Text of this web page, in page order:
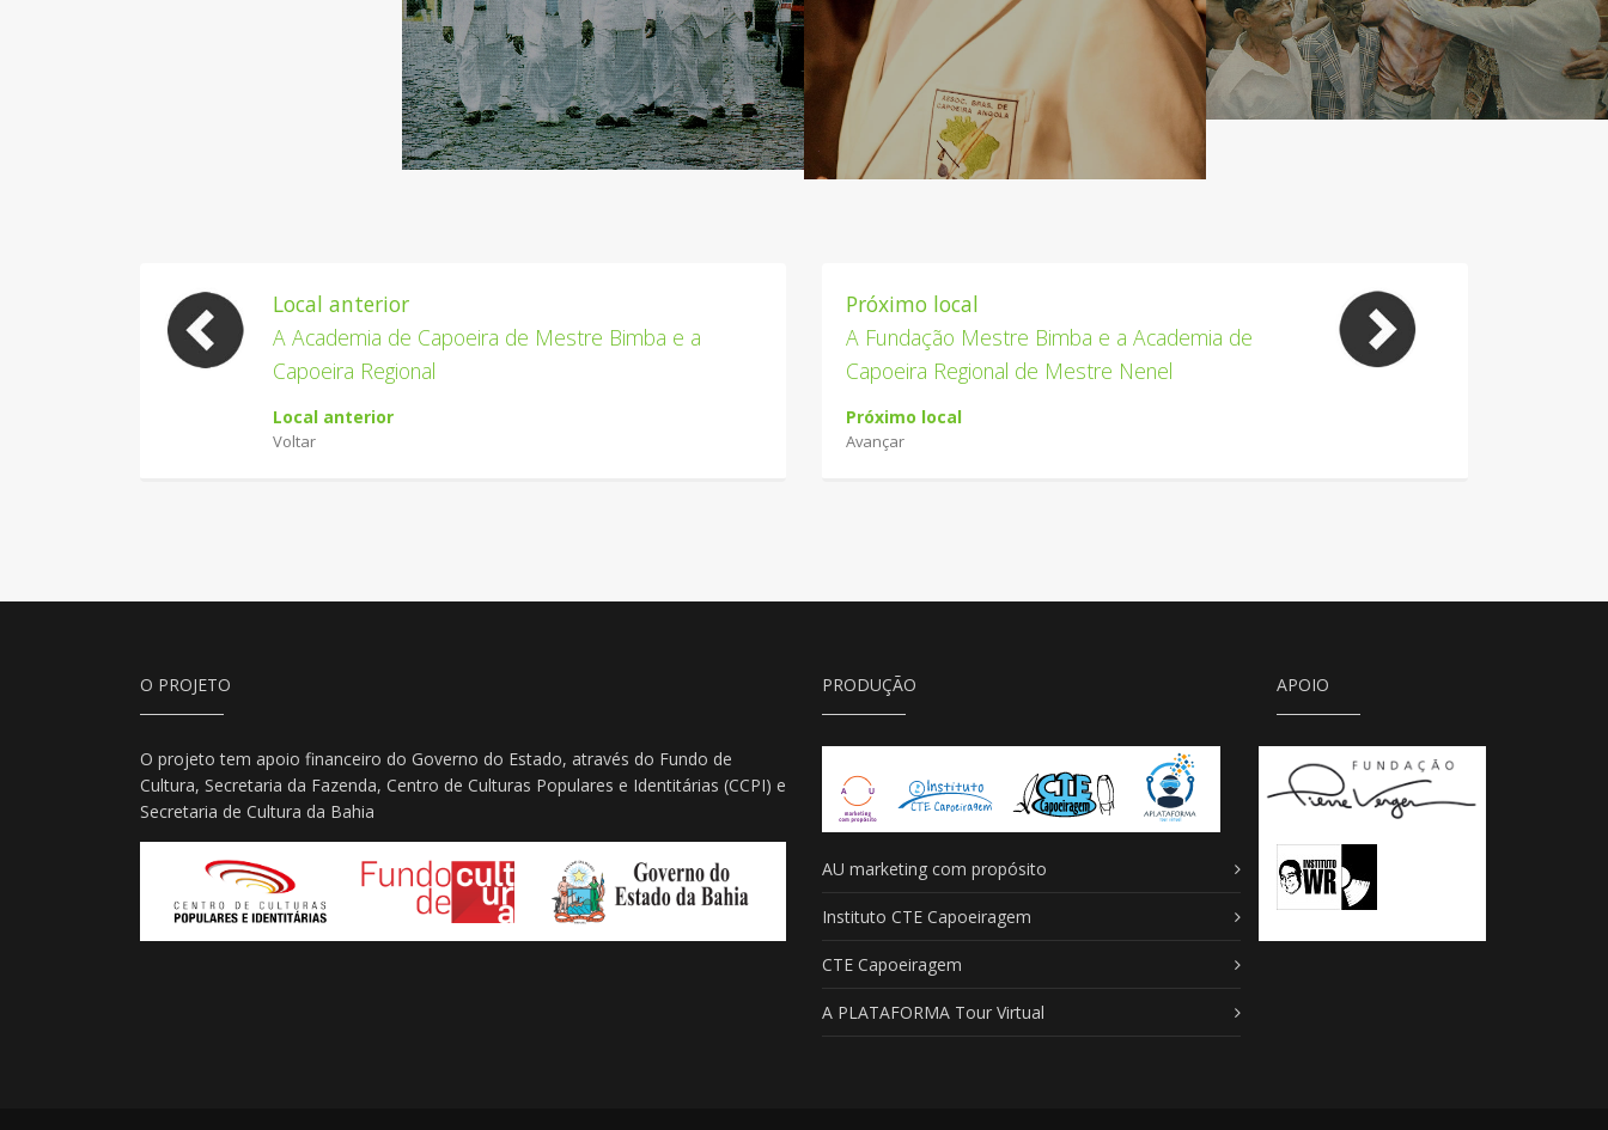
Local anterior
A Academia de Capoeira de Mestre Bimba e a
Capoeira Regional
Local anterior
Voltar
Próximo local
A Fundação Mestre Bimba e a Academia de
Capoeira Regional de Mestre Nenel
Próximo local
Avançar
O PROJETO
O projeto tem apoio financeiro do Governo do Estado, através do Fundo de
Cultura, Secretaria da Fazenda, Centro de Culturas Populares e Identitárias (CCPI) e
Secretaria de Cultura da Bahia
PRODUÇÃO
AU marketing com propósito
Instituto CTE Capoeiragem
CTE Capoeiragem
A PLATAFORMA Tour Virtual
APOIO